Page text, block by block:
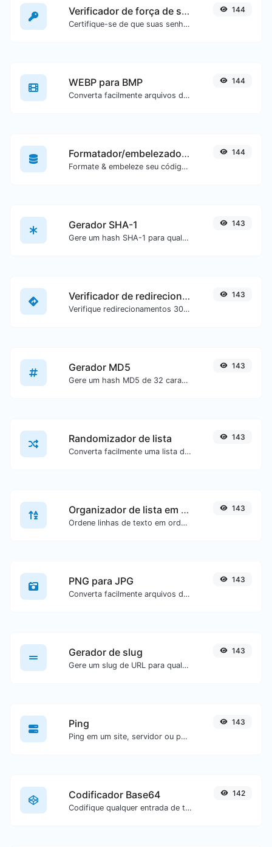
Verificador de força de senha
Certifique-se de que suas senhas sejam boas o suficiente.
144
WEBP para BMP
Converta facilmente arquivos de imagem WEBP para BMP.
144
Formatador/embelezador de SQL
Formate & embeleze seu código SQL com facilidade.
144
Gerador SHA-1
Gere um hash SHA-1 para qualquer entrada de texto.
143
Verificador de redirecionamento de URL
Verifique redirecionamentos 301 & 302 de uma URL específica. Irá verificar até 10 redirecionamentos.
143
Gerador MD5
Gere um hash MD5 de 32 caracteres de comprimento para qualquer entrada de texto.
143
Randomizador de lista
Converta facilmente uma lista de texto em uma lista aleatória.
143
Organizador de lista em ordem alfabética
Ordene linhas de texto em ordem alfabética (A-Z ou Z-A) com facilidade.
143
PNG para JPG
Converta facilmente arquivos de imagem PNG para JPG.
143
Gerador de slug
Gere um slug de URL para qualquer entrada de texto.
143
Ping
Ping em um site, servidor ou porta.
143
Codificador Base64
Codifique qualquer entrada de texto em Base64.
142